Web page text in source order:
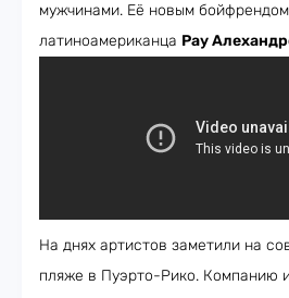
мужчинами. Её новым
латиноамериканца Рау
На днях артистов заметили на
пляже в Пуэрто-Рико. Компанию